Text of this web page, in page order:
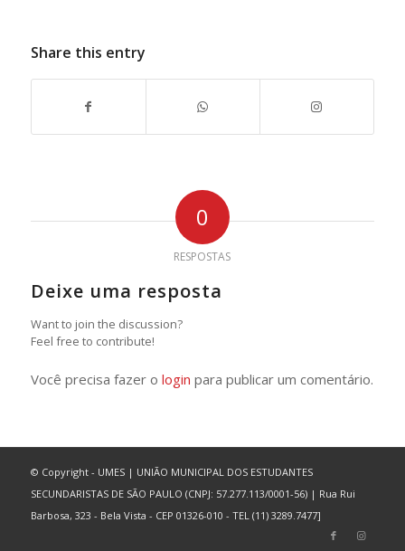
Share this entry
0
RESPOSTAS
Deixe uma resposta
Want to join the discussion?
Feel free to contribute!
Você precisa fazer o login para publicar um comentário.
© Copyright - UMES | UNIÃO MUNICIPAL DOS ESTUDANTES
SECUNDARISTAS DE SÃO PAULO (CNPJ: 57.277.113/0001-56) | Rua Rui
Barbosa, 323 - Bela Vista - CEP 01326-010 - TEL (11) 3289.7477]